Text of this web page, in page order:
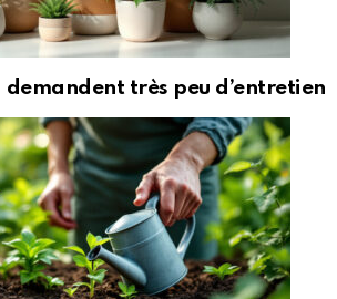
demandent très peu d’entretien